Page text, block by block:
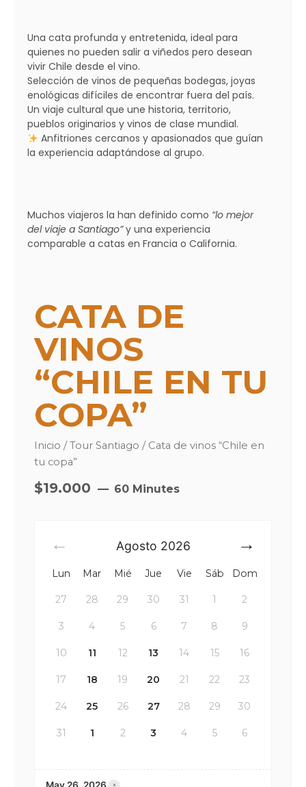
Una cata profunda y entretenida, ideal para
quienes no pueden salir a viñedos pero desean
vivir Chile desde el vino.
Selección de vinos de pequeñas bodegas, joyas
enológicas difíciles de encontrar fuera del país.
Un viaje cultural que une historia, territorio,
pueblos originarios y vinos de clase mundial.
Anfitriones cercanos y apasionados que guían
la experiencia adaptándose al grupo.
Muchos viajeros la han definido como “lo mejor
del viaje a Santiago”y una experiencia
comparable a catas en Francia o California.
CATA DE
VINOS
“CHILE EN TU
COPA”
Inicio /Tour Santiago / Cata de vinos “Chile en
tu copa”
$19.000 60 Minutes
Agosto 2026
Lun Mar Mié Jue Vie Sáb Dom
27 28 29 30 31 1 2
3 4 5 6 7 8 9
10 11 12 13 14 15 16
17 18 19 20 21 22 23
24 25 26 27 28 29 30
31 1 2 3 4 5 6
×
"Chile
cantidad